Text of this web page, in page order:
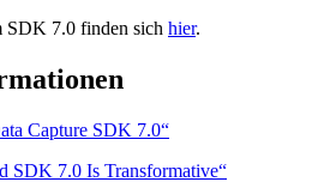
SDK 7.0 finden sich hier.
Capture SDK 7.0“
SDK 7.0 Is Transformative“